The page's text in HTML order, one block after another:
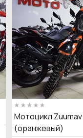
Мотоцикл Zuumav
(оранжевый)